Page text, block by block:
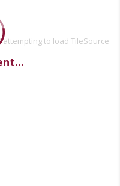
attempting to load TileSource